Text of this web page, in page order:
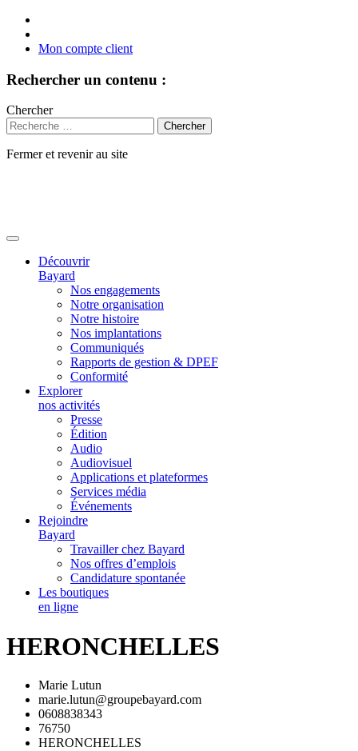
Mon compte client
Rechercher un contenu :
Chercher
Fermer et revenir au site
Découvrir
Bayard
Nos engagements
Notre organisation
Notre histoire
Nos implantations
Communiqués
Rapports de gestion & DPEF
Conformité
Explorer
nos activités
Presse
Édition
Audio
Audiovisuel
Applications et plateformes
Services média
Événements
Rejoindre
Bayard
Travailler chez Bayard
Nos offres d’emplois
Candidature spontanée
Les boutiques
en ligne
HERONCHELLES
Marie Lutun
marie.lutun@groupebayard.com
0608838343
76750
HERONCHELLES